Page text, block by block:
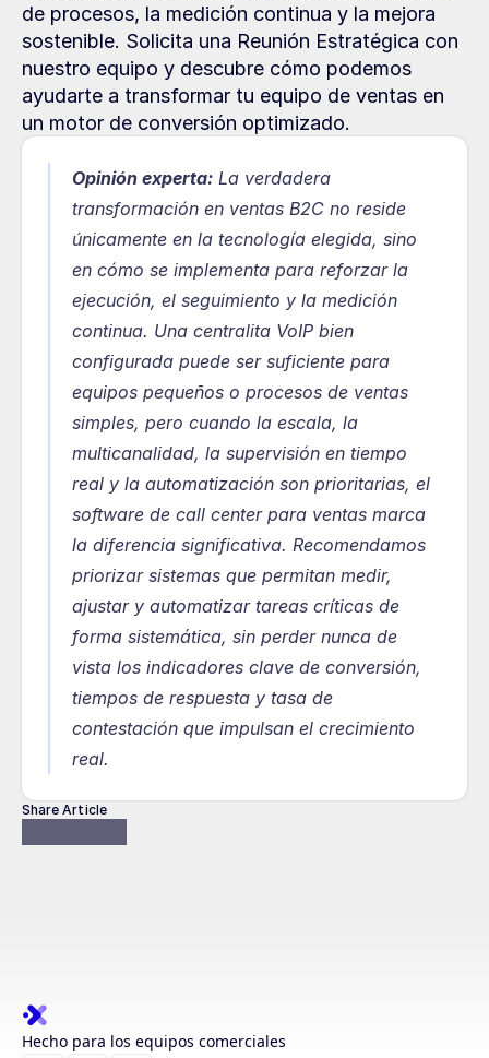
de procesos, la medición continua y la mejora
sostenible. Solicita una Reunión Estratégica con
nuestro equipo y descubre cómo podemos
ayudarte a transformar tu equipo de ventas en
un motor de conversión optimizado.
Opinión experta: La verdadera
transformación en ventas B2C no reside
únicamente en la tecnología elegida, sino
en cómo se implementa para reforzar la
ejecución, el seguimiento y la medición
continua. Una centralita VoIP bien
configurada puede ser suficiente para
equipos pequeños o procesos de ventas
simples, pero cuando la escala, la
multicanalidad, la supervisión en tiempo
real y la automatización son prioritarias, el
software de call center para ventas marca
la diferencia significativa. Recomendamos
priorizar sistemas que permitan medir,
ajustar y automatizar tareas críticas de
forma sistemática, sin perder nunca de
vista los indicadores clave de conversión,
tiempos de respuesta y tasa de
contestación que impulsan el crecimiento
real.
Share Article
Hecho para los equipos comerciales